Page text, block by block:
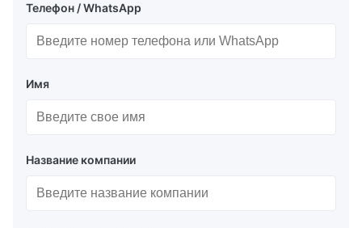
Телефон / WhatsApp
Имя
Название компании